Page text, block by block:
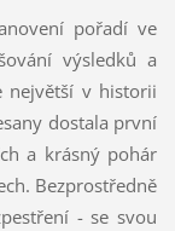
pořadí ve
výsledků a
největší v historii
dostala první
a krásný pohár
Bezprostředně
- se svou